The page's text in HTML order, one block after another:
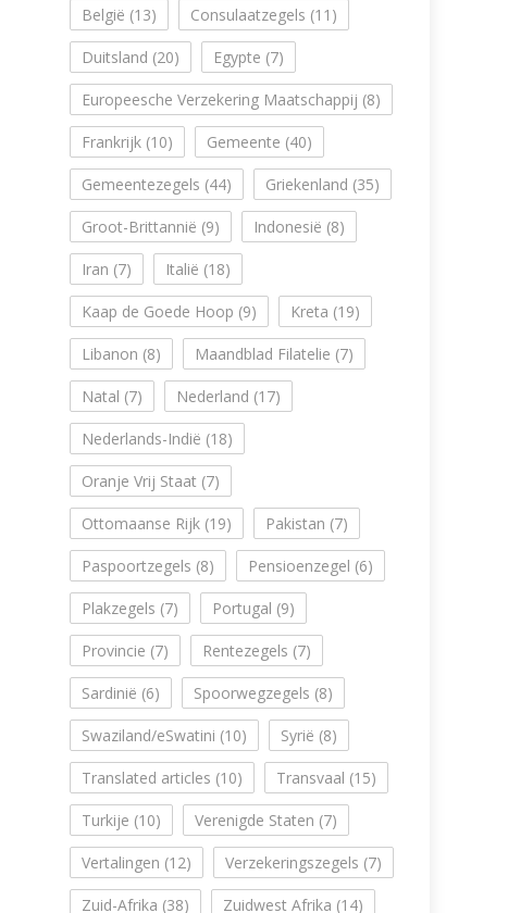
België (13) Consulaatzegels (11)
Duitsland (20) Egypte (7)
Europeesche Verzekering Maatschappij (8)
Frankrijk (10) Gemeente (40)
Gemeentezegels (44) Griekenland (35)
Groot-Brittannië (9) Indonesië (8)
Iran (7) Italië (18)
Kaap de Goede Hoop (9) Kreta (19)
Libanon (8) Maandblad Filatelie (7)
Natal (7) Nederland (17)
Nederlands-Indië (18)
Oranje Vrij Staat (7)
Ottomaanse Rijk (19) Pakistan (7)
Paspoortzegels (8) Pensioenzegel (6)
Plakzegels (7) Portugal (9)
Provincie (7) Rentezegels (7)
Sardinië (6) Spoorwegzegels (8)
Swaziland/eSwatini (10) Syrië (8)
Translated articles (10) Transvaal (15)
Turkije (10) Verenigde Staten (7)
Vertalingen (12) Verzekeringszegels (7)
Zuid-Afrika (38) Zuidwest Afrika (14)